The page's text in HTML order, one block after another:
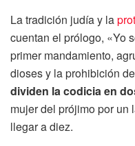
La tradición judía y la
cuentan el prólogo, «Yo
primer mandamiento,
dioses y la prohibición
dividen la codicia en
mujer del prójimo por un
llegar a diez.